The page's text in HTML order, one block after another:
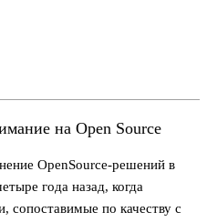
на Open Source
OpenSource-решений в
года назад, когда
сопоставимые по качеству с